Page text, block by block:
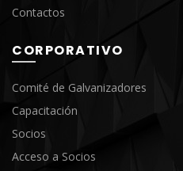
Contactos
CORPORATIVO
Comité de Galvanizadores
Capacitación
Socios
Acceso a Socios